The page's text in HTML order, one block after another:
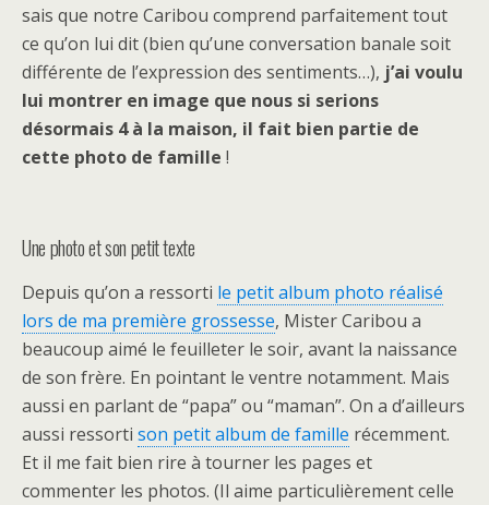
sais que notre Caribou comprend parfaitement tout
ce qu’on lui dit (bien qu’une conversation banale soit
différente de l’expression des sentiments…), j’ai voulu
lui montrer en image que nous si serions
désormais 4 à la maison, il fait bien partie de
cette photo de famille !
Une photo et son petit texte
Depuis qu’on a ressorti le petit album photo réalisé
lors de ma première grossesse, Mister Caribou a
beaucoup aimé le feuilleter le soir, avant la naissance
de son frère. En pointant le ventre notamment. Mais
aussi en parlant de “papa” ou “maman”. On a d’ailleurs
aussi ressorti son petit album de famille récemment.
Et il me fait bien rire à tourner les pages et
commenter les photos. (Il aime particulièrement celle